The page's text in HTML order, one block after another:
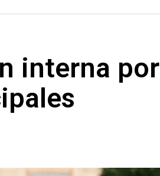
interna por